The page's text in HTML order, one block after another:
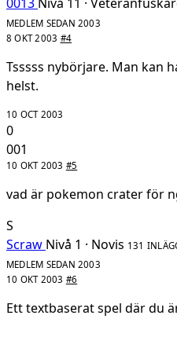
MEDLEM SEDAN 2003
8 OKT 2003 #4
Tsssss nybörjare. Man kan
helst.
10 OCT 2003
0
001
10 OKT 2003 #5
vad är pokemon crater för
S
Scraw Nivå 1 · Novis 131
MEDLEM SEDAN 2003
10 OKT 2003 #6
Ett textbaserat spel där du